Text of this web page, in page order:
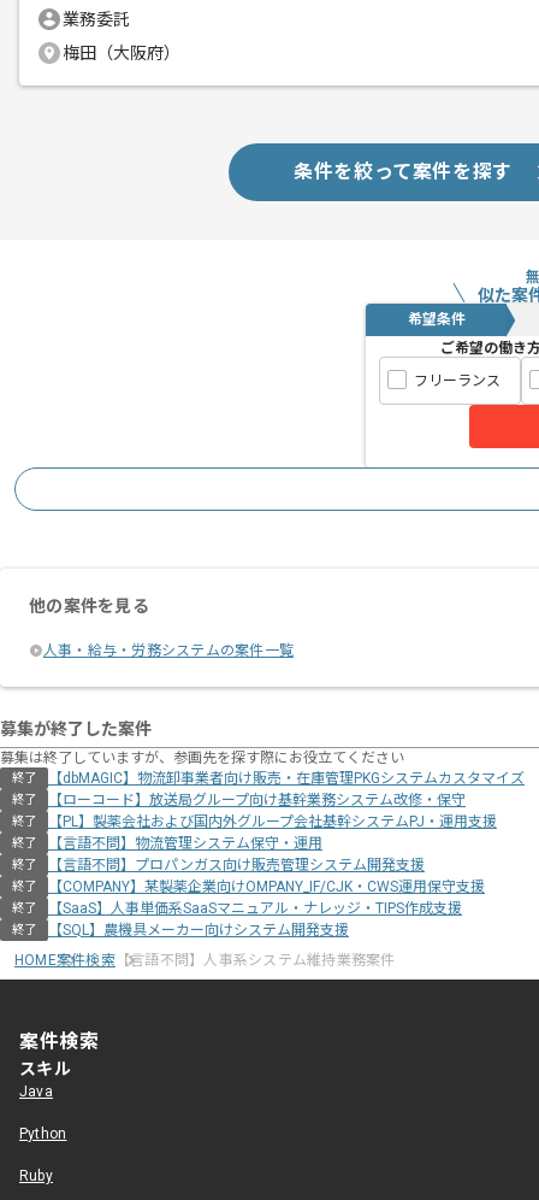
業務委託
梅田（大阪府）
条件を絞って案件を探す
似た案
希望条件
ご希望の働き
フリーランス
他の案件を見る
人事・給与・労務システムの案件一覧
募集が終了した案件
募集は終了していますが、参画先を探す際にお役立てください
終了 【dbMAGIC】物流卸事業者向け販売・在庫管理PKGシステムカスタマイズ
終了 【ローコード】放送局グループ向け基幹業務システム改修・保守
終了 【PL】製薬会社および国内外グループ会社基幹システムPJ・運用支援
終了 【言語不問】物流管理システム保守・運用
終了 【言語不問】プロパンガス向け販売管理システム開発支援
終了 【COMPANY】某製薬企業向けOMPANY_IF/CJK・CWS運用保守支援
終了 【SaaS】人事単価系SaaSマニュアル・ナレッジ・TIPS作成支援
終了
【SQL】農機具メーカー向けシステム開発支援
HOME案件検索【言語不問】人事系システム維持業務案件
案件検索
スキル
Java
Python
Ruby